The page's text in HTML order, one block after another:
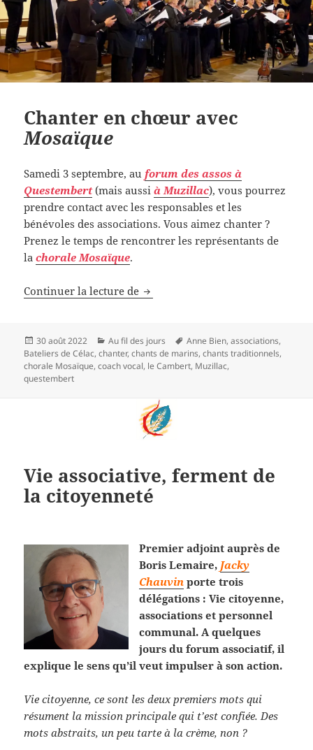
Chanter en chœur avec
Mosaïque
Samedi 3 septembre, au forum des assos à
Questembert(mais aussià Muzillac), vous pourrez
prendre contact avec les responsables et les
bénévoles des associations. Vous aimez chanter ?
Prenez le temps de rencontrer les représentants de
lachorale Mosaïque.
Continuer la lecture de Chanter en chœur avec
Publié
le
30 août 2022 Catégories
Au fil des jours
Mots-
clés
Anne Bien,associations,
Bateliers de Célac,chanter,chants de marins,chants traditionnels,
chorale Mosaïque,coach vocal, le Cambert, Muzillac,
questembert
Vie associative, ferment de
la citoyenneté
Premier adjoint auprès de
Boris Lemaire, Jacky
Chauvin porte trois
délégations : Vie citoyenne,
associations et personnel
communal. A quelques
jours du forum associatif, il
explique le sens qu’il veut impulser à son action.
Vie citoyenne, ce sont les deux premiers mots qui
résument la mission principale qui t’est confiée. Des
mots abstraits, un peu tarte à la crème, non ?